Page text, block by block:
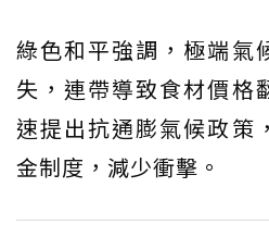
綠色和平強調，極端氣
失，連帶導致食材價格
速提出抗通膨氣候政策
金制度，減少衝擊。